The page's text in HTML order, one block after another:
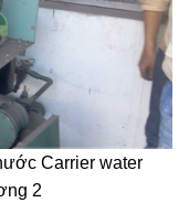
Carrier water
2